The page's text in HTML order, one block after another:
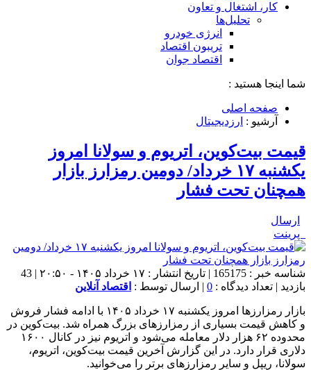
کار، اشتغال و تعاون
تحلیل‌ها
انرژی خودرو
تریبون اقتصاد
اقتصاد جوان
شما اینجا هستید :
صفحه اصلی
آرشیو : ارزدیجیتال
قیمت بیت‌کوین، اتریوم و سولانا امروز
یکشنبه ۱۷ خرداد/ دومین رمزارز بازار
همچنان تحت فشار
ارسال
پرینت
شناسه خبر : 165175 | تاریخ انتشار : ۱۷ خرداد ۱۴۰۵ - ۲۰:۵۰ | 43
بازدید | تعداد دیدگاه : 0 | ارسال توسط : اقتصاد آنلاین
بازار رمزارزها امروز یکشنبه ۱۷ خرداد ۱۴۰۵ با ادامه فشار فروش
و کاهش قیمت بسیاری از رمزارزهای بزرگ همراه شد. بیت‌کوین در
محدوده ۶۲ هزار دلار معامله می‌شود و اتریوم نیز در کانال ۱۶۰۰
دلاری قرار دارد. در این گزارش آخرین قیمت بیت‌کوین، اتریوم،
سولانا، ریپل و سایر رمزارزهای برتر را می‌خوانید.